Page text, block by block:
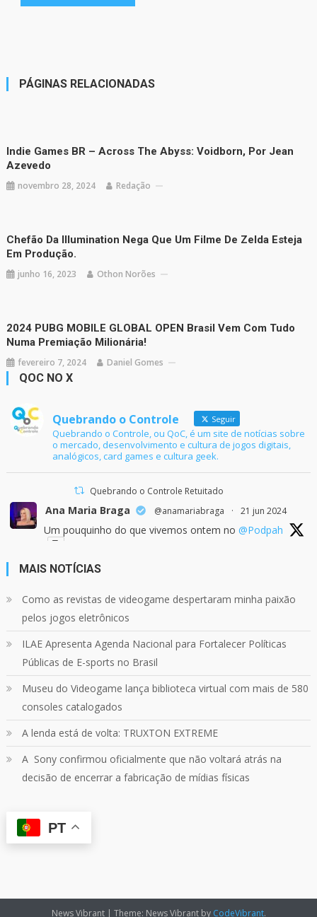
PÁGINAS RELACIONADAS
Indie Games BR – Across The Abyss: Voidborn, Por Jean
Azevedo
novembro 28, 2024 Redação
Chefão Da Illumination Nega Que Um Filme De Zelda Esteja
Em Produção.
junho 16, 2023 Othon Norões
2024 PUBG MOBILE GLOBAL OPEN Brasil Vem Com Tudo
Numa Premiação Milionária!
fevereiro 7, 2024 Daniel Gomes
QOC NO X
Quebrando o Controle Seguir
Quebrando o Controle, ou QoC, é um site de notícias sobre
o mercado, desenvolvimento e cultura de jogos digitais,
analógicos, card games e cultura geek.
Quebrando o Controle Retuitado
Ana Maria Braga @anamariabraga · 21 jun 2024
Um pouquinho do que vivemos ontem no @Podpah
Quebrando o Controle
Confira em nosso site o mais recente REVIEW de
Skull & Bones.
Mais em:
https://buff.ly/3yPhDN2
Carregar mais
MAIS NOTÍCIAS
Como as revistas de videogame despertaram minha paixão
pelos jogos eletrônicos
ILAE Apresenta Agenda Nacional para Fortalecer Políticas
Públicas de E-sports no Brasil
Museu do Videogame lança biblioteca virtual com mais de 580
consoles catalogados
A lenda está de volta: TRUXTON EXTREME
A Sony confirmou oficialmente que não voltará atrás na
decisão de encerrar a fabricação de mídias físicas
PT
News Vibrant | Theme: News Vibrant by CodeVibrant.